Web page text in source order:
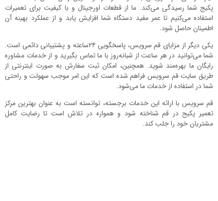
پکیج شما رسیدگی می‌کند. ما از قطعات اورجینال و با کیفیت برای تعمیرات
استفاده می‌کنیم تا عمر مفید دستگاه شما افزایش یابد و از عملکرد بهینه آن
اطمینان حاصل شود.
یکی دیگر از مزایای قم سرویس، پاسخگویی ۲۴ساعته و پشتیبانی دائمی است.
شما می‌توانید در هر ساعت از شبانه‌روز با ما تماس بگیرید و از خدمات مشاوره
رایگان ما بهره‌مند شوید. همچنین، امکان ثبت سفارش به صورت اینترنتی از
طریق سایت قم سرویس فراهم شده است که این امر موجب سهولت و راحتی
شما در استفاده از خدمات ما می‌شود.
قم سرویس با ارائه این خدمات برجسته، توانسته است به عنوان بهترین مرکز
تعمیر پکیج در قم شناخته شود و همواره در تلاش است تا رضایت کامل
مشتریان خود را جلب کند.